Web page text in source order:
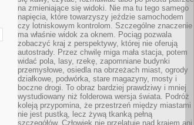
na zmieniające się widoki. Nie ma tu tego samego
napięcia, które towarzyszy jeździe samochodem
czy lotniskowym kontrolom. Szczególne znaczenie
ma właśnie widok za oknem. Pociąg pozwala
zobaczyć kraj z perspektywy, której nie oferują
autostrady. Przez chwilę miga mała stacja, potem
widać pola, lasy, rzekę, zapomniane budynki
przemysłowe, osiedla na obrzeżach miast, ogrody
działkowe, podwórka, stare magazyny, mosty i
boczne drogi. To obraz bardziej prawdziwy i mniej
wystudiowany niż folderowa wersja świata. Podróż
koleją przypomina, że przestrzeń między miastami
nie jest pustką, lecz żywą tkanką pełną
szczegółów. Człowiek nie przelatuje nad krajem ani